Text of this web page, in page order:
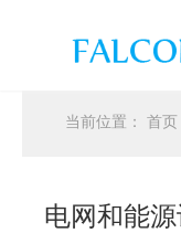
当前位置：首页
电网和能